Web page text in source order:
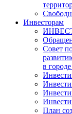
Инвесторам
Совет
в
План